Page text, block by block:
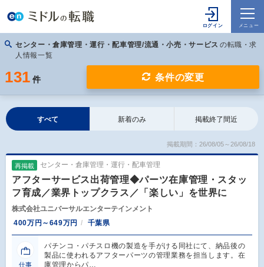
センター・倉庫管理・運行・配車管理/流通・小売・サービス の転職・求
人情報一覧
131 件 条件の変更
すべて 新着のみ 掲載終了間近
掲載期間：26/08/05～26/08/18
再掲載 センター・倉庫管理・運行・配車管理
アフターサービス出荷管理◆パーツ在庫管理・スタッ
フ育成／業界トップクラス／「楽しい」を世界に
株式会社ユニバーサルエンターテインメント
400万円～649万円
千葉県
仕事
パチンコ・パチスロ機の製造を手がける同社にて、納品後の
製品に使われるアフターパーツの管理業務を担当します。在
庫管理からパ…